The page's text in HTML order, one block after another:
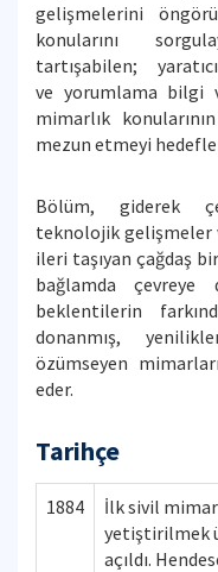
gelişmelerini
konularını
tartışabilen;
ve yorumlama bilgi
mimarlık
mezun etmeyi
Bölüm, giderek
teknolojik gelişmeler
ileri taşıyan çağdaş
bağlamda çevreye
beklentilerin
donanmış,
özümseyen
eder.
Tarihçe
1884
İlk sivil
yetiştirilmek
açıldı.